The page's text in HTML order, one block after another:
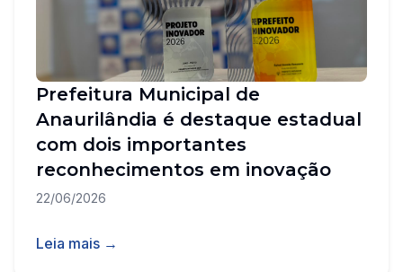
Prefeitura Municipal de
Anaurilândia é destaque estadual
com dois importantes
reconhecimentos em inovação
22/06/2026
Leia mais →